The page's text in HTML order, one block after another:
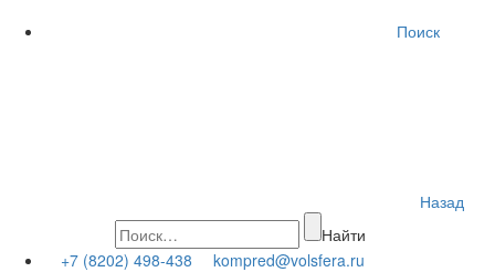
Поиск
Назад
Найти
+7 (8202) 498-438
kompred@volsfera.ru